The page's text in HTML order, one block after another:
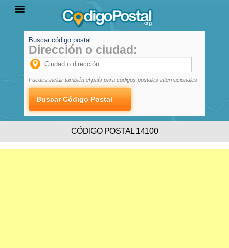
PROVINCIAS
LOCALIDADES
Buscar código postal
Dirección o ciudad:
Puedes incluir también el país para códigos postales internacionales
CÓDIGO POSTAL 14100